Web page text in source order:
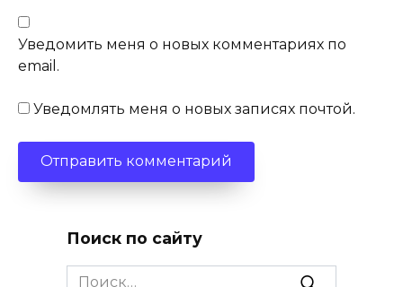
Уведомить меня о новых комментариях по
email.
Уведомлять меня о новых записях почтой.
Поиск по сайту
Search